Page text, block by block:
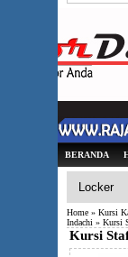
BERANDA
Home » Kursi
Indachi » Kursi
Kursi